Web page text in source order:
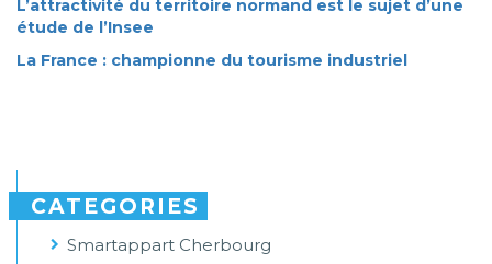
L’attractivité du territoire normand est le sujet d’une
étude de l’Insee
La France : championne du tourisme industriel
CATEGORIES
Smartappart Cherbourg